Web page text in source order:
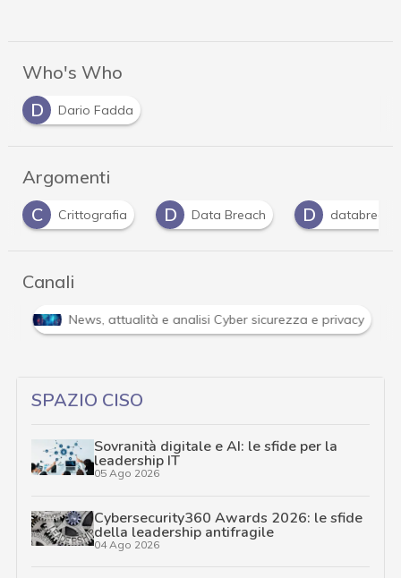
Who's Who
D
Dario Fadda
Argomenti
C
Crittografia D Data Breach D databreach
Canali
News, attualità e analisi Cyber sicurezza e
SPAZIO CISO
Sovranità digitale e AI: le sfide per la
leadership IT
05 Ago 2026
Cybersecurity360 Awards 2026: le sfide
della leadership antifragile
04 Ago 2026